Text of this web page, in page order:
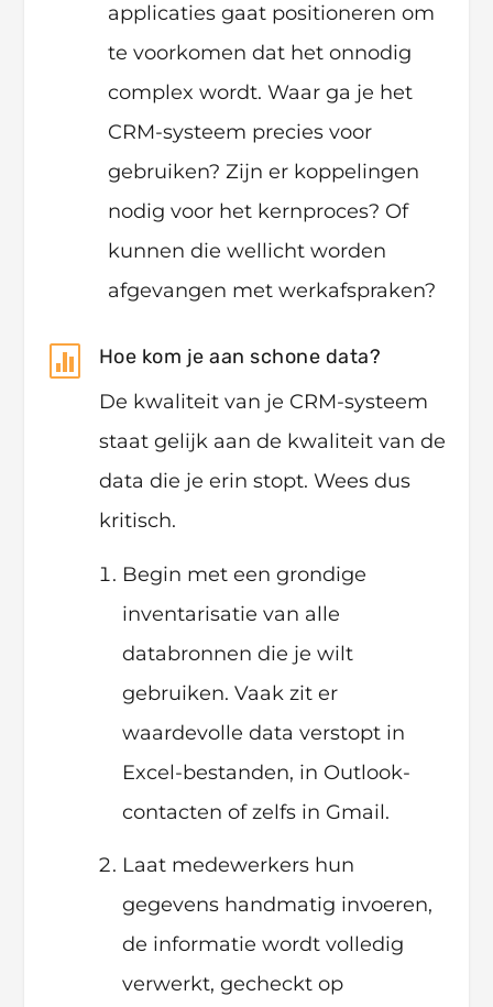
applicaties gaat positioneren om
te voorkomen dat het onnodig
complex wordt. Waar ga je het
CRM-systeem precies voor
gebruiken? Zijn er koppelingen
nodig voor het kernproces? Of
kunnen die wellicht worden
afgevangen met werkafspraken?

Hoe kom je aan schone data?
De kwaliteit van je CRM-systeem
staat gelijk aan de kwaliteit van de
data die je erin stopt. Wees dus
kritisch.
Begin met een grondige
inventarisatie van alle
databronnen die je wilt
gebruiken. Vaak zit er
waardevolle data verstopt in
Excel-bestanden, in Outlook-
contacten of zelfs in Gmail.
Laat medewerkers hun
gegevens handmatig invoeren,
de informatie wordt volledig
verwerkt, gecheckt op